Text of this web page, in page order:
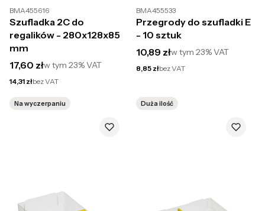
BMA455616
Szufladka 2C do
regalików - 280x128x85
mm
Cena brutto
17,60 złw tym 23%VAT
Cena netto
14,31 złbez VAT
Na wyczerpaniu
BMA455533
Przegrody do szufladki E
- 10 sztuk
Cena brutto
10,89 złw tym23%VAT
Cena netto
8,85 złbez VAT
Duża ilość